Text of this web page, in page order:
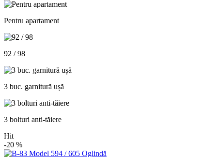
Pentru apartament
92 / 98
3 buc. garnitură ușă
3 bolturi anti-tăiere
Hit
-20 %